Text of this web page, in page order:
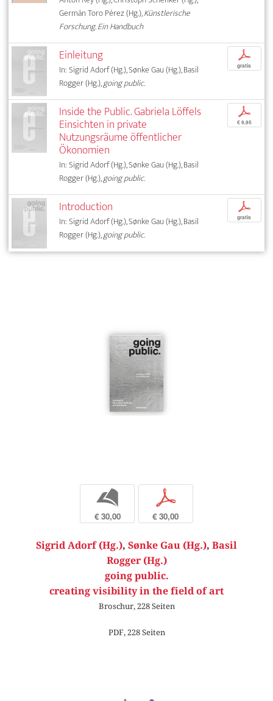
Germán Toro Pérez (Hg.),Künstlerische
Forschung. Ein Handbuch
Einleitung
In: Sigrid Adorf (Hg.), Sønke Gau (Hg.), Basil
Rogger (Hg.),going public.
p
gratis
Inside the Public. Gabriela Löffels
Einsichten in private
Nutzungsräume öffentlicher
Ökonomien
In: Sigrid Adorf (Hg.), Sønke Gau (Hg.), Basil
Rogger (Hg.),going public.
p
€ 9,95
Introduction
In: Sigrid Adorf (Hg.), Sønke Gau (Hg.), Basil
Rogger (Hg.),going public.
p
gratis
b
€ 30,00
p
€ 30,00
Sigrid Adorf (Hg.), Sønke Gau (Hg.), Basil
Rogger (Hg.)
going public.
creating visibility in the field of art
Broschur, 228 Seiten
PDF, 228 Seiten